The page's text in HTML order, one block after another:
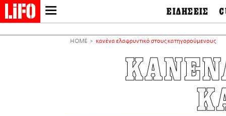
NEWSLETTER
ΜΙΚΡΟΠΡΑΓΜΑΤΑ
THE GOOD LIFO
LIFOLAND
ΕΙΔΗΣΕΙΣ
Διεθνή
Οικονομία
Πολιτισμός
Αθλητισμός
TV & Media
&
HOME κανένα ελαφρυντικό στους κατηγορούμενους